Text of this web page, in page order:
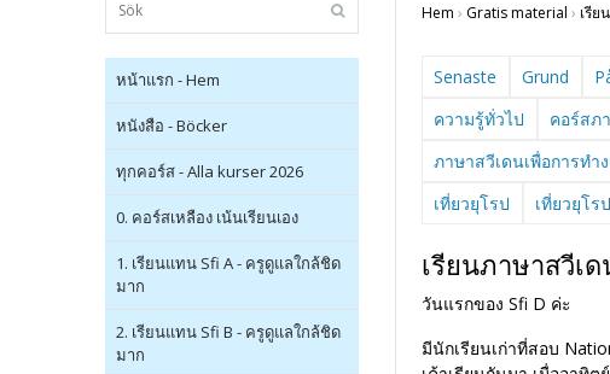
หน้าแรก - Hem
หนังสือ - Böcker
ทุกคอร์ส - Alla kurser 2026
0. คอร์สเหลือง เน้นเรียนเอง
1. เรียนแทน Sfi A - ครูดูแลใกล้ชิด
มาก
2. เรียนแทน Sfi B - ครูดูแลใกล้ชิด
มาก
Hem › Gratis material › เรีย
Senaste Grund
ความรู้ทั่วไป
คอร์สภ
ภาษาสวีเดนเพื่อการทำ
เที่ยวยุโรป
เที่ยวยุโร
เรียนภาษาสวีเด
วันแรกของ Sfi D ค่ะ
มีนักเรียนเก่าที่สอบ